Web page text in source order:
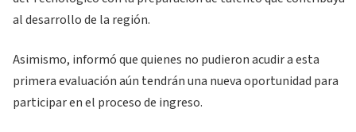
al desarrollo de la región.
Asimismo, informó que quienes no pudieron acudir a esta
primera evaluación aún tendrán una nueva oportunidad para
participar en el proceso de ingreso.